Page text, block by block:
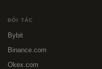
ĐỐI TÁC
Bybit
Binance.com
Okex.com